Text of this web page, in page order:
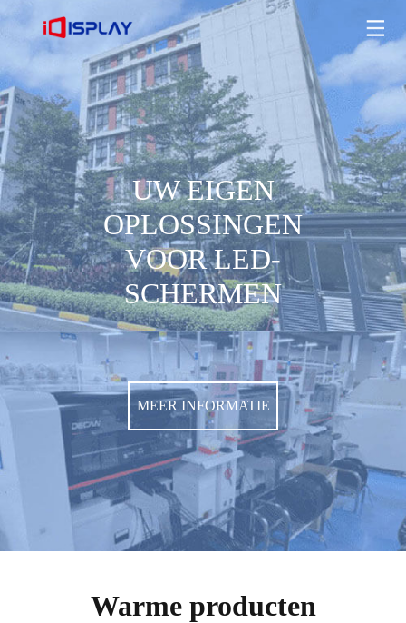
UW EIGEN
OPLOSSINGEN
VOOR LED-
SCHERMEN
MEER INFORMATIE
UW EIGEN OPLOSSINGEN VOOR LED-SCHERMEN
MEER INFORMATIE
Warme producten